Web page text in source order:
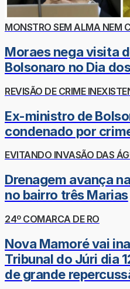
MONSTRO SEM ALMA NEM
Moraes nega visita
Bolsonaro no Dia
REVISÃO DE CRIME
Ex-ministro de
condenado por
EVITANDO INVASÃO DAS
Drenagem avança
no bairro três Marias
24º COMARCA DE RO
Nova Mamoré vai
Tribunal do Júri dia
de grande